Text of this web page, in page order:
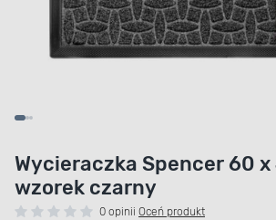
Wycieraczka Spencer 60
wzorek czarny
0 opinii Oceń produkt